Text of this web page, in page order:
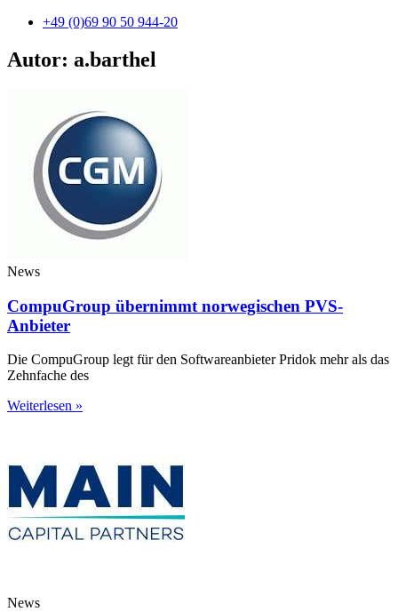
+49 (0)69 90 50 944-20
Autor: a.barthel
News
CompuGroup übernimmt norwegischen PVS-
Anbieter
Die CompuGroup legt für den Softwareanbieter Pridok mehr als das
Zehnfache des
Weiterlesen »
News